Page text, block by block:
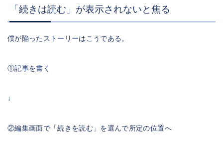
「続きは読む」が表示されないと焦る
僕が陥ったストーリーはこうである。
①記事を書く
↓
②編集画面で「続きを読む」を選んで所定の位置へ